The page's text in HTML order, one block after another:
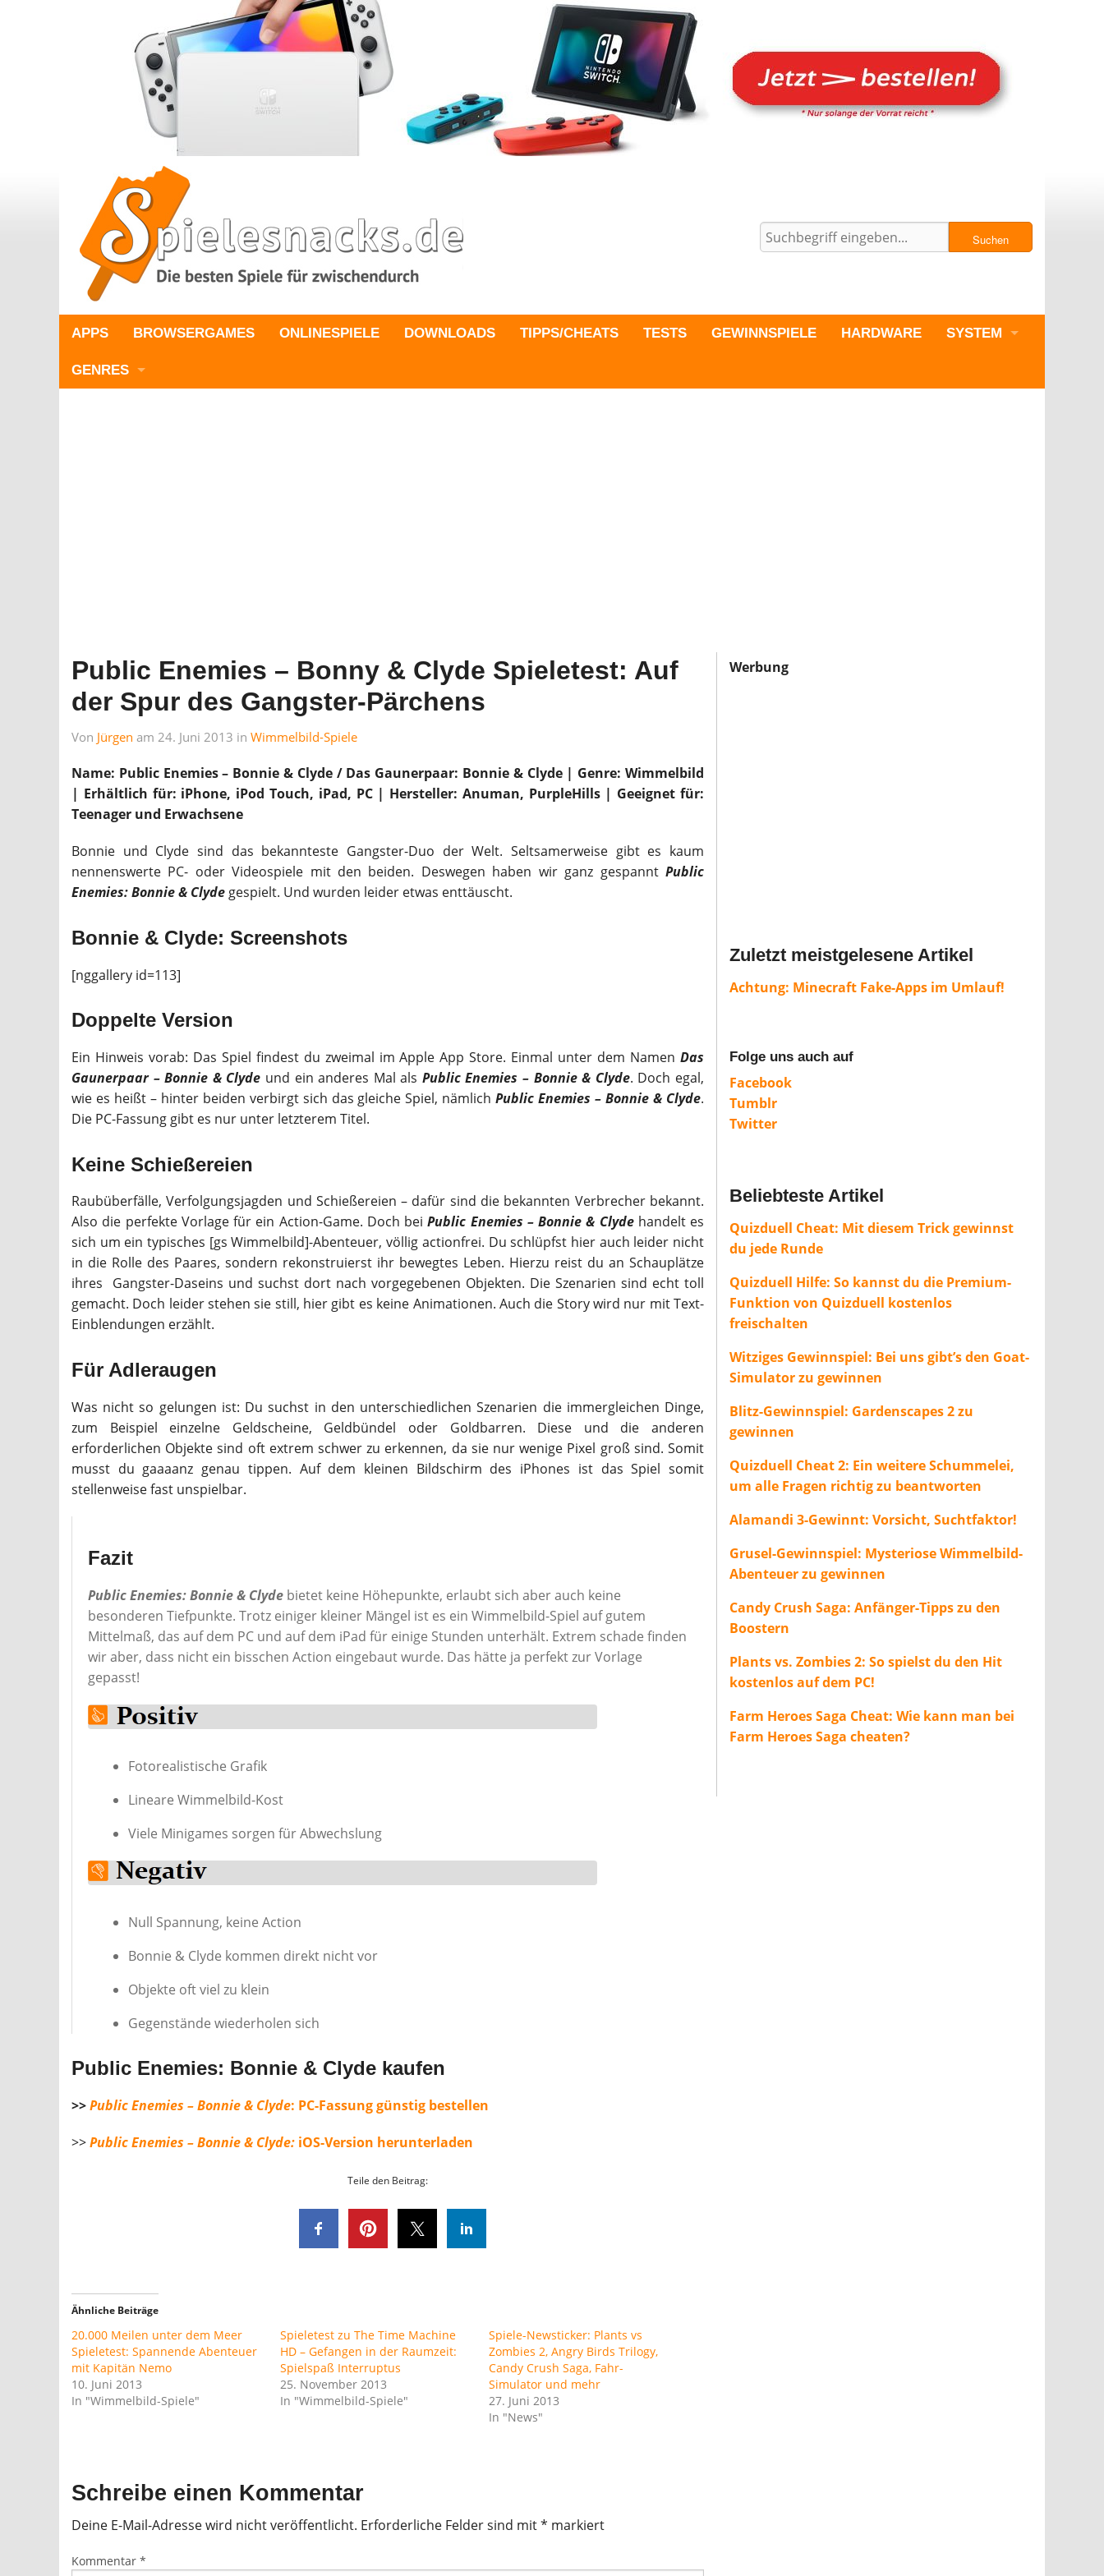
Suchen
APPS BROWSERGAMES ONLINESPIELE DOWNLOADS TIPPS/CHEATS TESTS GEWINNSPIELE HARDWARE SYSTEM
GENRES
Public Enemies – Bonny & Clyde Spieletest: Auf
der Spur des Gangster-Pärchens
Von Jürgen am 24. Juni 2013 in Wimmelbild-Spiele
Name: Public Enemies – Bonnie & Clyde / Das Gaunerpaar: Bonnie & Clyde | Genre: Wimmelbild
| Erhältlich für: iPhone, iPod Touch, iPad, PC | Hersteller: Anuman, PurpleHills | Geeignet für:
Teenager und Erwachsene
Bonnie und Clyde sind das bekannteste Gangster-Duo der Welt. Seltsamerweise gibt es kaum
nennenswerte PC- oder Videospiele mit den beiden. Deswegen haben wir ganz gespannt Public
Enemies: Bonnie & Clyde gespielt. Und wurden leider etwas enttäuscht.
Bonnie & Clyde: Screenshots
[nggallery id=113]
Doppelte Version
Ein Hinweis vorab: Das Spiel findest du zweimal im Apple App Store. Einmal unter dem Namen Das
Gaunerpaar – Bonnie & Clyde und ein anderes Mal als Public Enemies – Bonnie & Clyde. Doch egal,
wie es heißt – hinter beiden verbirgt sich das gleiche Spiel, nämlichPublic Enemies – Bonnie & Clyde.
Die PC-Fassung gibt es nur unter letzterem Titel.
Keine Schießereien
Raubüberfälle, Verfolgungsjagden und Schießereien – dafür sind die bekannten Verbrecher bekannt.
Also die perfekte Vorlage für ein Action-Game. Doch beiPublic Enemies – Bonnie & Clydehandelt es
sich um ein typisches [gs Wimmelbild]-Abenteuer, völlig actionfrei. Du schlüpfst hier auch leider nicht
in die Rolle des Paares, sondern rekonstruierst ihr bewegtes Leben. Hierzu reist du an Schauplätze
ihres Gangster-Daseins und suchst dort nach vorgegebenen Objekten. Die Szenarien sind echt toll
gemacht. Doch leider stehen sie still, hier gibt es keine Animationen. Auch die Story wird nur mit Text-
Einblendungen erzählt.
Für Adleraugen
Was nicht so gelungen ist: Du suchst in den unterschiedlichen Szenarien die immergleichen Dinge,
zum Beispiel einzelne Geldscheine, Geldbündel oder Goldbarren. Diese und die anderen
erforderlichen Objekte sind oft extrem schwer zu erkennen, da sie nur wenige Pixel groß sind. Somit
musst du gaaaanz genau tippen. Auf dem kleinen Bildschirm des iPhones ist das Spiel somit
stellenweise fast unspielbar.
Fazit
Public Enemies: Bonnie & Clyde bietet keine Höhepunkte, erlaubt sich aber auch keine
besonderen Tiefpunkte. Trotz einiger kleiner Mängel ist es ein Wimmelbild-Spiel auf gutem
Mittelmaß, das auf dem PC und auf dem iPad für einige Stunden unterhält. Extrem schade finden
wir aber, dass nicht ein bisschen Action eingebaut wurde. Das hätte ja perfekt zur Vorlage
gepasst!
Fotorealistische Grafik
Lineare Wimmelbild-Kost
Viele Minigames sorgen für Abwechslung
Null Spannung, keine Action
Bonnie & Clyde kommen direkt nicht vor
Objekte oft viel zu klein
Gegenstände wiederholen sich
Public Enemies: Bonnie & Clyde kaufen
>>Public Enemies – Bonnie & Clyde: PC-Fassung günstig bestellen
>>Public Enemies – Bonnie & Clyde: iOS-Version herunterladen
Teile den Beitrag:
Ähnliche Beiträge
20.000 Meilen unter dem Meer
Spieletest: Spannende Abenteuer
mit Kapitän Nemo
10. Juni 2013
In "Wimmelbild-Spiele"
Spieletest zu The Time Machine
HD – Gefangen in der Raumzeit:
Spielspaß Interruptus
25. November 2013
In "Wimmelbild-Spiele"
Spiele-Newsticker: Plants vs
Zombies 2, Angry Birds Trilogy,
Candy Crush Saga, Fahr-
Simulator und mehr
27. Juni 2013
In "News"
Schreibe einen Kommentar
Deine E-Mail-Adresse wird nicht veröffentlicht. Erforderliche Felder sind mit* markiert
Kommentar *
Werbung
Zuletzt meistgelesene Artikel
Achtung: Minecraft Fake-Apps im Umlauf!
Folge uns auch auf
Facebook
Tumblr
Twitter
Beliebteste Artikel
Quizduell Cheat: Mit diesem Trick gewinnst
du jede Runde
Quizduell Hilfe: So kannst du die Premium-
Funktion von Quizduell kostenlos
freischalten
Witziges Gewinnspiel: Bei uns gibt’s den Goat-
Simulator zu gewinnen
Blitz-Gewinnspiel: Gardenscapes 2 zu
gewinnen
Quizduell Cheat 2: Ein weitere Schummelei,
um alle Fragen richtig zu beantworten
Alamandi 3-Gewinnt: Vorsicht, Suchtfaktor!
Grusel-Gewinnspiel: Mysteriose Wimmelbild-
Abenteuer zu gewinnen
Candy Crush Saga: Anfänger-Tipps zu den
Boostern
Plants vs. Zombies 2: So spielst du den Hit
kostenlos auf dem PC!
Farm Heroes Saga Cheat: Wie kann man bei
Farm Heroes Saga cheaten?